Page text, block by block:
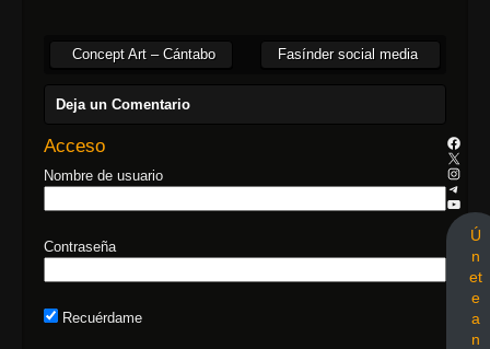
Concept Art – Cántabo Fasínder social media
Deja un Comentario
Acceso
Nombre de usuario
Contraseña
Recuérdame
Ú
n
et
e
a
n